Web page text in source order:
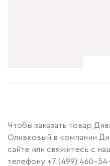
Чтобы заказать товар
Оливковый в компании
сайте или свяжитесь с
телефону +7 (499) 460-